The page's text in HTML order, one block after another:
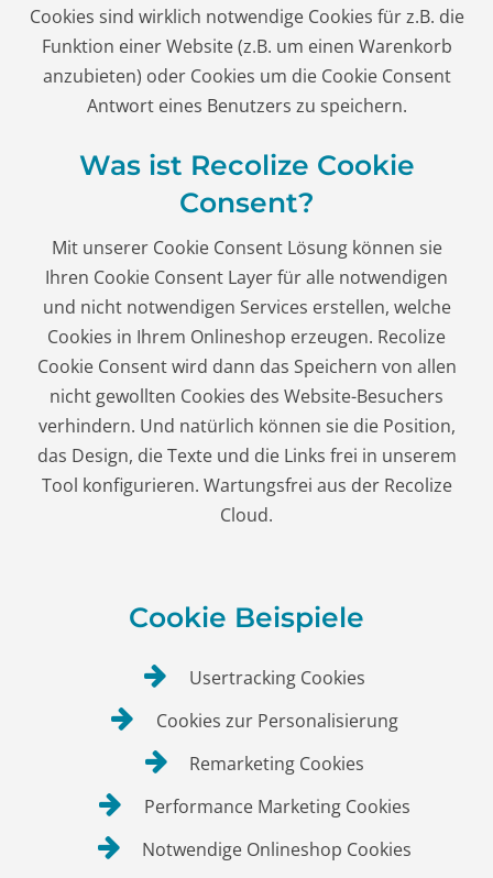
Cookies sind wirklich notwendige Cookies für z.B. die
Funktion einer Website (z.B. um einen Warenkorb
anzubieten) oder Cookies um die Cookie Consent
Antwort eines Benutzers zu speichern.
Was ist Recolize Cookie
Consent?
Mit unserer Cookie Consent Lösung können sie
Ihren Cookie Consent Layer für alle notwendigen
und nicht notwendigen Services erstellen, welche
Cookies in Ihrem Onlineshop erzeugen. Recolize
Cookie Consent wird dann das Speichern von allen
nicht gewollten Cookies des Website-Besuchers
verhindern. Und natürlich können sie die Position,
das Design, die Texte und die Links frei in unserem
Tool konfigurieren. Wartungsfrei aus der Recolize
Cloud.
Cookie Beispiele
Usertracking Cookies
Cookies zur Personalisierung
Remarketing Cookies
Performance Marketing Cookies
Notwendige Onlineshop Cookies